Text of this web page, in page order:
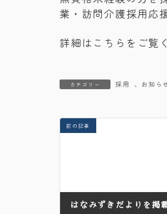
業・訪問介護採用応
詳細はこちらをご覧
カテゴリー 採用 、 お知ら
前の記事
はなみずきだよりを掲